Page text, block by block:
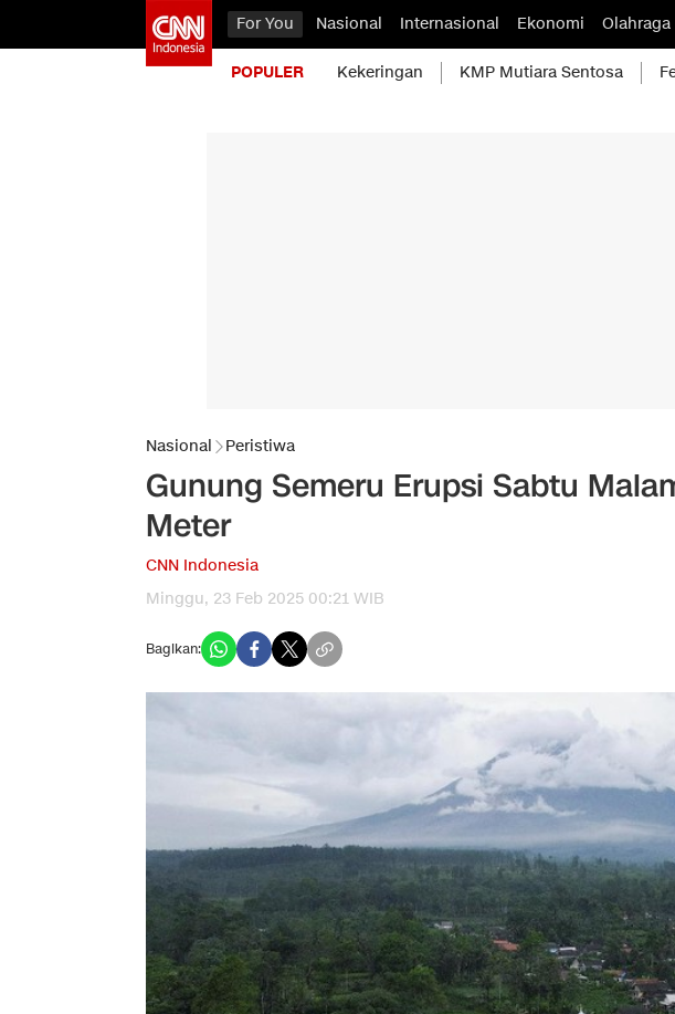
For You Nasional Internasional Ekonomi Olahraga
POPULER Kekeringan KMP Mutiara Sentosa
Nasional Peristiwa
Gunung Semeru Erupsi Sabtu
Meter
CNN Indonesia
Minggu, 23 Feb 2025 00:21 WIB
Bagikan: